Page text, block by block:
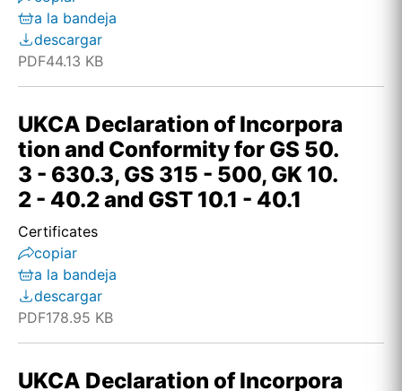
a la bandeja
descargar
PDF44.13 KB
UKCA Declaration of Incorpora
tion and Conformity for GS 50.
3 - 630.3, GS 315 - 500, GK 10.
2 - 40.2 and GST 10.1 - 40.1
Certificates
copiar
a la bandeja
descargar
PDF178.95 KB
UKCA Declaration of Incorpora